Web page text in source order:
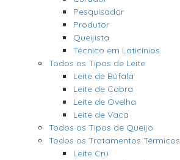
Pesquisador
Produtor
Queijista
Técnico em Laticínios
Todos os Tipos de Leite
Leite de Búfala
Leite de Cabra
Leite de Ovelha
Leite de Vaca
Todos os Tipos de Queijo
Todos os Tratamentos Térmicos
Leite Cru